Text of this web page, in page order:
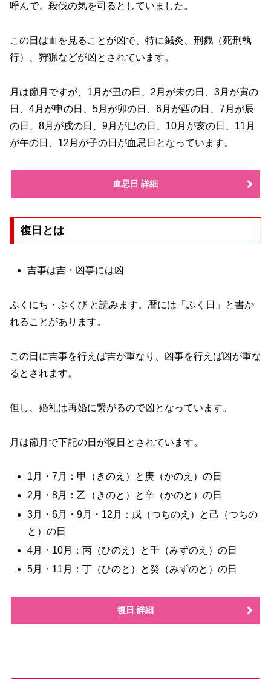
呼んで、殺伐の気を司るとしていました。
この日は血を見ることが凶で、特に鍼灸、刑戮（死刑執
行）、狩猟などが凶とされています。
月は節月ですが、1月が丑の日、2月が未の日、3月が寅の
日、4月が申の日、5月が卯の日、6月が酉の日、7月が辰
の日、8月が戌の日、9月が巳の日、10月が亥の日、11月
が午の日、12月が子の日が血忌日となっています。
血忌日 詳細
復日とは
吉事は吉・凶事には凶
ふくにち・ぶくび と読みます。暦には「ぶく日」と書か
れることがあります。
この日に吉事を行えば吉が重なり、凶事を行えば凶が重な
るとされます。
但し、婚礼は再婚に繋がるので凶となっています。
月は節月で下記の日が復日とされています。
1月・7月：甲（きのえ）と庚（かのえ）の日
2月・8月：乙（きのと）と辛（かのと）の日
3月・6月・9月・12月：戊（つちのえ）と己（つちの
と）の日
4月・10月：丙（ひのえ）と壬（みずのえ）の日
5月・11月：丁（ひのと）と癸（みずのと）の日
復日 詳細